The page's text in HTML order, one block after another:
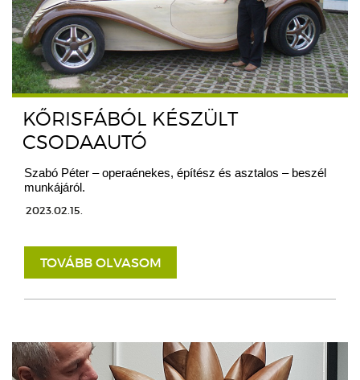
KŐRISFÁBÓL KÉSZÜLT
CSODAAUTÓ
Szabó Péter – operaénekes, építész és asztalos – beszél
munkájáról.
2023.02.15.
TOVÁBB OLVASOM